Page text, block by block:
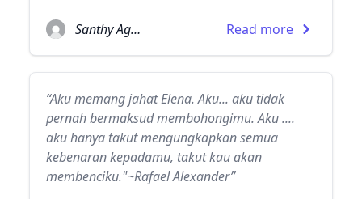
Santhy Agatha Read more
“Aku memang jahat Elena. Aku... aku tidak
pernah bermaksud membohongimu. Aku ....
aku hanya takut mengungkapkan semua
kebenaran kepadamu, takut kau akan
membenciku."~Rafael Alexander”